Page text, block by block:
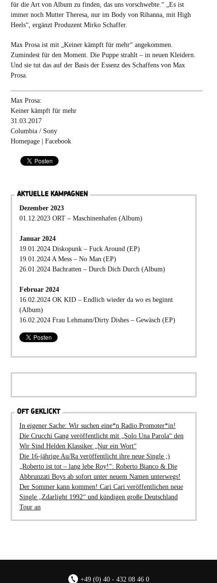
für die Art von Album zu finden, das uns vorschwebte.“ „Es ist
immer noch Mutter Theresa, nur im Body von Rihanna, mit High
Heels“, ergänzt Produzent Mirko Schaffer.
Max Prosa ist mit „Keiner kämpft für mehr“ angekommen.
Zumindest für den Moment. Die Puppe strahlt – in neuen Kleidern.
Und sie tut das auf der Basis der Essenz des Schaffens von Max
Prosa.
Max Prosa:
Keiner kämpft für mehr
31.03.2017
Columbia / Sony
Homepage| Facebook
AKTUELLE KAMPAGNEN
Dezember 2023
01.12.2023 ORT – Maschinenhafen (Album)
Januar 2024
19.01.2024 Diskopunk – Fuck Around (EP)
19.01.2024 A Mess – No Man (EP)
26.01.2024 Bachratten – Durch Dich Durch (Album)
Februar 2024
16.02.2024 OK KID – Endlich wieder da wo es beginnt
(Album)
16.02.2024 Frau Lehmann/Dirty Dishes – Gewäsch (EP)
OFT GEKLICKT
In eigener Sache: Wir suchen eine*n Radio Promoter*in!
Die Crucchi Gang veröffentlicht mit „Solo Una Parola“ den
Wir Sind Helden Klassiker „Nur ein Wort“
Die 16-jährige Au/Ra veröffentlicht ihre neue Single ;)
„Roberto ist tot – lang lebe Roy!“: Roberto Bianco & Die
Abbrunzati Boys ab sofort unter neuem Namen unterwegs!
Der Sommer kann kommen! Cari Cari veröffentlichen neue
Single „Zdarlight 1992“ und kündigen große Deutschland
Tour an
+49 (0) 40 - 432 08 46 0